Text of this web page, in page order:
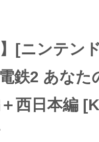
】[ニンテン
鉄2 あなた
西日本編